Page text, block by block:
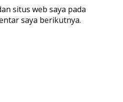
situs web saya pada
saya berikutnya.